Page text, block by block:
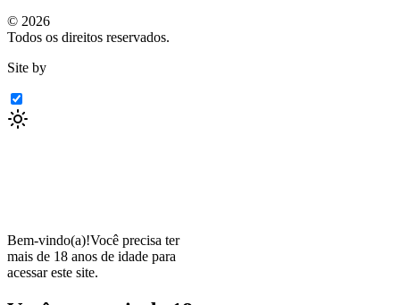
© 2026
Todos os direitos reservados.
Site by
Bem-vindo(a)!Você precisa ter
mais de 18 anos de idade para
acessar este site.